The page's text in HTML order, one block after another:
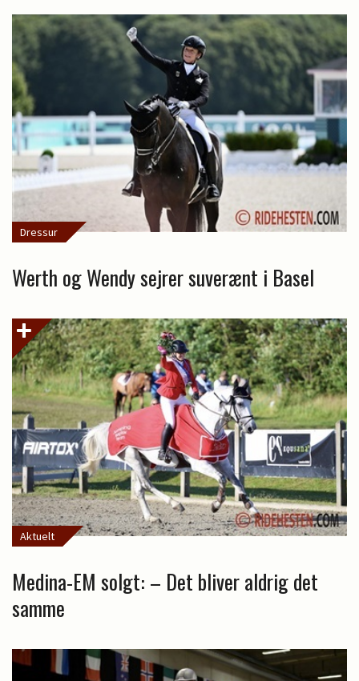
Dressur
Werth og Wendy sejrer suverænt i Basel
Aktuelt
Medina-EM solgt: – Det bliver aldrig det
samme